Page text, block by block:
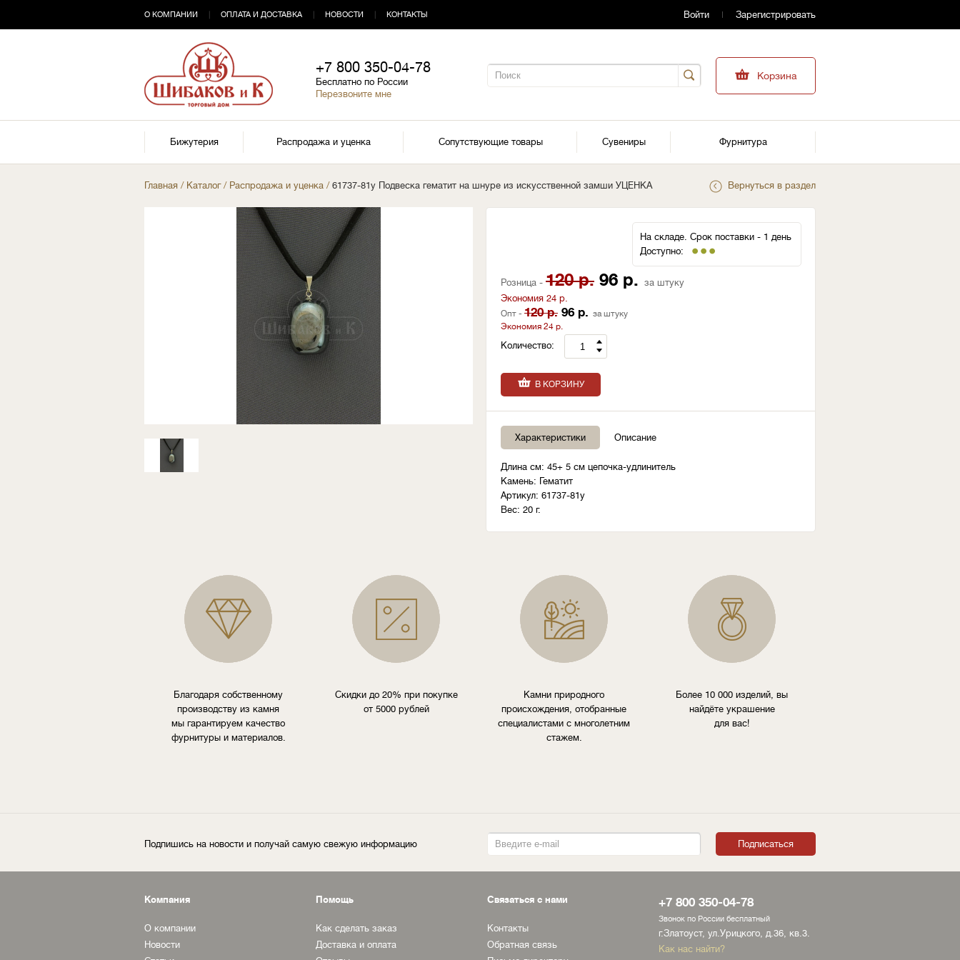
О КОМПАНИИ ОПЛАТА И ДОСТАВКА НОВОСТИ КОНТАКТЫ Войти Зарегистрировать
+7 800 350-04-78
Бесплатно по России
Перезвоните мне
Корзина
Бижутерия Распродажа и уценка Сопутствующие товары Сувениры Фурнитура
Главная / Каталог/ Распродажа и уценка / 61737-81у Подвеска гематит на шнуре из искусственной замши УЦЕНКА Вернуться в раздел
На складе. Срок поставки - 1 день
Доступно:
Розница - 120 р. 96 р. за штуку
Экономия 24 р.
Опт - 120 р. 96 р. за штуку
Экономия 24 р.
Количество:
В КОРЗИНУ
Характеристики Описание
Длина см: 45+ 5 см цепочка-удлинитель
Камень: Гематит
Артикул: 61737-81у
Вес: 20 г.
Благодаря собственному
производству из камня
мы гарантируем качество
фурнитуры и материалов.
Скидки до 20% при покупке
от 5000 рублей
Камни природного
происхождения, отобранные
специалистами с многолетним
стажем.
Более 10 000 изделий, вы
найдёте украшение
для вас!
Подпишись на новости и получай самую свежую информацию
Компания
О компании
Новости
Помощь
Как сделать заказ
Доставка и оплата
Связаться с нами
Контакты
Обратная связь
+7 800 350-04-78
Звонок по России бесплатный
г.Златоуст, ул.Урицкого, д.36, кв.3.
Как нас найти?